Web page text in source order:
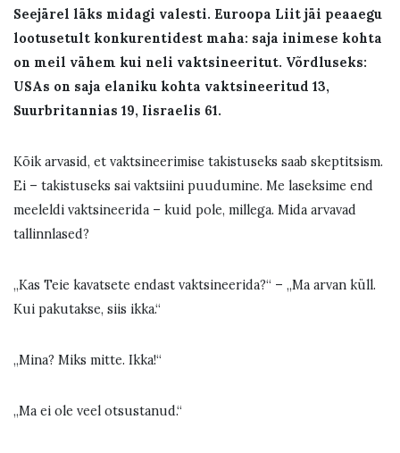
Seejärel läks midagi valesti. Euroopa Liit jäi peaaegu
lootusetult konkurentidest maha: saja inimese kohta
on meil vähem kui neli vaktsineeritut. Võrdluseks:
USAs on saja elaniku kohta vaktsineeritud 13,
Suurbritannias 19, Iisraelis 61.
Kõik arvasid, et vaktsineerimise takistuseks saab skeptitsism.
Ei – takistuseks sai vaktsiini puudumine. Me laseksime end
meeleldi vaktsineerida – kuid pole, millega. Mida arvavad
tallinnlased?
„Kas Teie kavatsete endast vaktsineerida?“ – „Ma arvan küll.
Kui pakutakse, siis ikka.“
„Mina? Miks mitte. Ikka!“
„Ma ei ole veel otsustanud.“